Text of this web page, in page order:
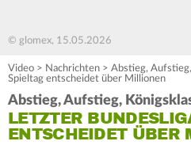
© glomex, 15.05.2026
Video > Nachrichten > Abstieg,
Spieltag entscheidet über Millionen
Abstieg, Aufstieg,
LETZTER
ENTSCHEIDET ÜBER